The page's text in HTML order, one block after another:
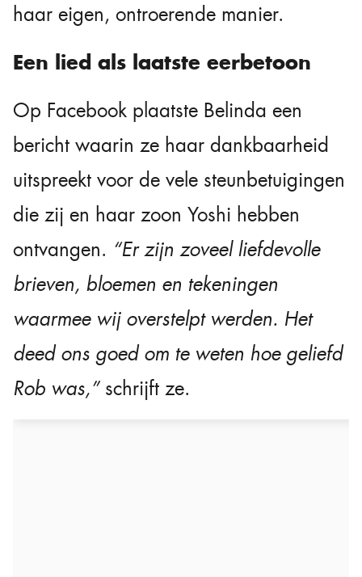
haar eigen, ontroerende manier.
Een lied als laatste eerbetoon
Op Facebook plaatste Belinda een
bericht waarin ze haar dankbaarheid
uitspreekt voor de vele steunbetuigingen
die zij en haar zoon Yoshi hebben
ontvangen. “Er zijn zoveel liefdevolle
brieven, bloemen en tekeningen
waarmee wij overstelpt werden. Het
deed ons goed om te weten hoe geliefd
Rob was,”schrijft ze.